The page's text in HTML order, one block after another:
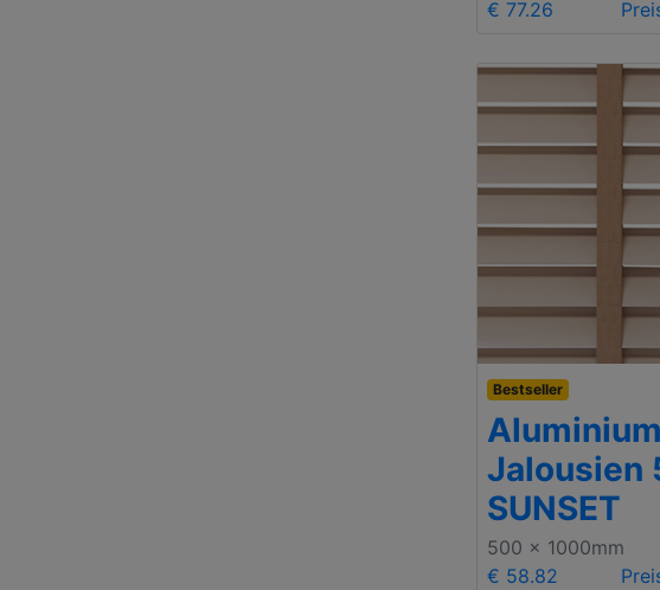
€ 77.26
Bestseller
Aluminium
Jalousien
SUNSET
500 x 1000mm
€ 58.82